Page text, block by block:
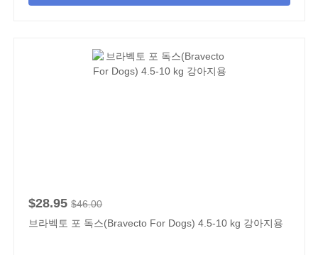
$28.95 $46.00
브라벡토 포 독스(Bravecto For Dogs) 4.5-10 kg 강아지용